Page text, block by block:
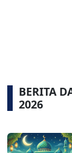
BERITA
2026